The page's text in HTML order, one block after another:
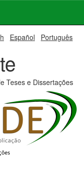
Español Português
Teses e Dissertações